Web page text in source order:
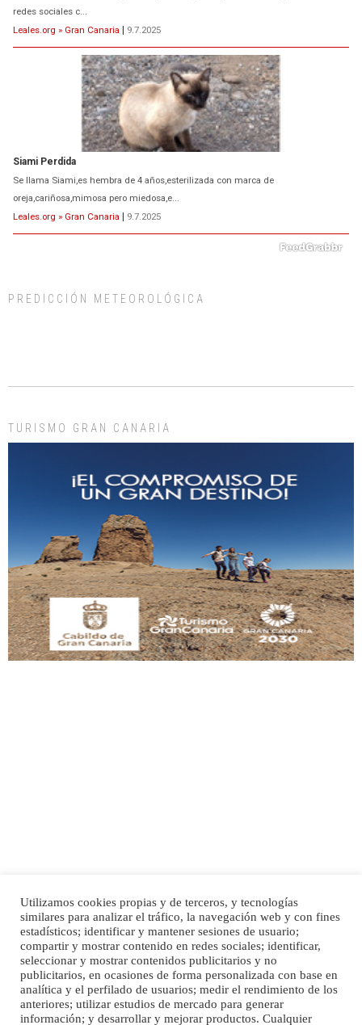
redes sociales c...
Leales.org » Gran Canaria | 9.7.2025
Siami Perdida
Se llama Siami,es hembra de 4 años,esterilizada con marca de
oreja,cariñosa,mimosa pero miedosa,e...
Leales.org » Gran Canaria | 9.7.2025
días, ella incluida...
Gato manso encontrado
Este gato macho ha aparecido en la calle hace menos de un mes, es muy
manso y extremadamente cari...
Leales.org » Gran Canaria | 9.7.2025
SHIBA PERDIDO AVDA JOSE MESA Y LOPEZ
PERRO MACHO RAZA SHIBA CON MICROCHIP PERDIDO HOY 06/07/2025 ZONA
MESA Y LOPEZ. ES MUY ASUSTADIZO
Leales.org » Gran Canaria | 6.7.2025
PREDICCIÓN METEOROLÓGICA
TURISMO GRAN CANARIA
Inicio Publicidad
Política de privacidad
Aviso Legal
Cláusula de Cookies
Enlaces de interés
Utilizamos cookies propias y de terceros, y tecnologías
similares para analizar el tráfico, la navegación web y con fines
estadísticos; identificar y mantener sesiones de usuario;
compartir y mostrar contenido en redes sociales; identificar,
seleccionar y mostrar contenidos publicitarios y no
publicitarios, en ocasiones de forma personalizada con base en
analítica y el perfilado de usuarios; medir el rendimiento de los
anteriores; utilizar estudios de mercado para generar
información; y desarrollar y mejorar productos. Cualquier